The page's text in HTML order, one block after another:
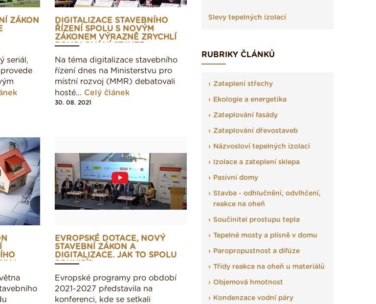
ZÁKON
seriál,
DIGITALIZACE STAVEBNÍHO
ŘÍZENÍ SPOLU S NOVÝM
ZÁKONEM VÝRAZNĚ ZRYCHLÍ
POVOLOVÁNÍ STAVEB
Na téma digitalizace stavebního
řízení dnes na Ministerstvu pro
místní rozvoj (MMR) debatovali
hosté… Celý článek
30. 08. 2021
I
EVROPSKÉ DOTACE, NOVÝ
STAVEBNÍ ZÁKON A
DIGITALIZACE. JAK TO SPOLU
SOUVISÍ?
Evropské programy pro období
2021-2027 představila na
konferenci, kde se setkali
Slevy tepelných izolací
RUBRIKY ČLÁNKŮ
Zateplení střechy
Ekologie a energetika
Zateplování fasády
Zateplování dřevostaveb
Názvosloví tepelných izolací
Izolace a zateplení sklepa
Pasivní domy
Stavba - odhlučnění, odvlhčení,
reakce na oheň
Součinitel prostupu tepla
Tepelné mosty a plísně v domu
Paropropustnost a difúze
Třídy reakce na oheň u materiálů
Objemová hmotnost
Kondenzace vodní páry